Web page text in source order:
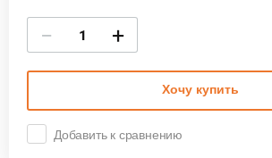
− +
Хочу купить
Добавить к сравнению